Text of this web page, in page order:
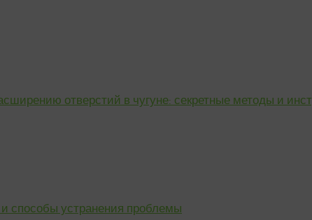
отверстий в чугуне: секретные методы и
способы устранения проблемы